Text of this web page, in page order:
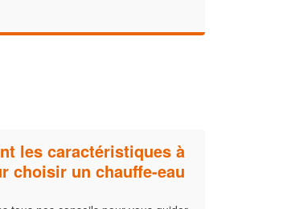
les caractéristiques à
choisir un chauffe-eau